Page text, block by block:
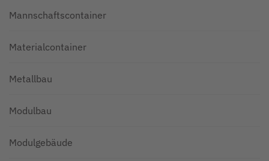
Mannschaftscontainer
Materialcontainer
Metallbau
Modulbau
Modulgebäude